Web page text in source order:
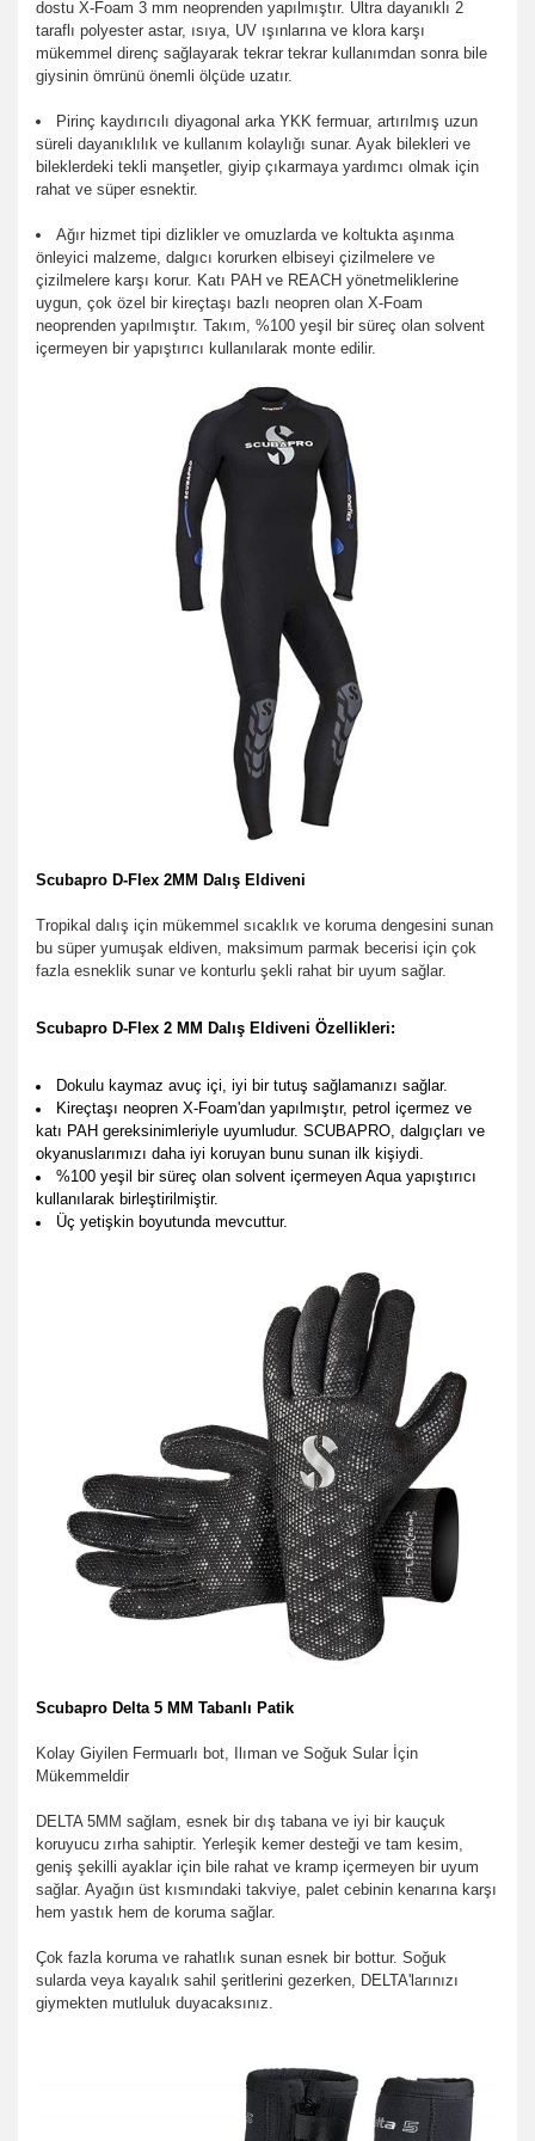
dostu X-Foam 3 mm neoprenden yapılmıştır. Ultra dayanıklı 2
taraflı polyester astar, ısıya, UV ışınlarına ve klora karşı
mükemmel direnç sağlayarak tekrar tekrar kullanımdan sonra bile
giysinin ömrünü önemli ölçüde uzatır.
Pirinç kaydırıcılı diyagonal arka YKK fermuar, artırılmış uzun
süreli dayanıklılık ve kullanım kolaylığı sunar. Ayak bilekleri ve
bileklerdeki tekli manşetler, giyip çıkarmaya yardımcı olmak için
rahat ve süper esnektir.
Ağır hizmet tipi dizlikler ve omuzlarda ve koltukta aşınma
önleyici malzeme, dalgıcı korurken elbiseyi çizilmelere ve
çizilmelere karşı korur. Katı PAH ve REACH yönetmeliklerine
uygun, çok özel bir kireçtaşı bazlı neopren olan X-Foam
neoprenden yapılmıştır. Takım, %100 yeşil bir süreç olan solvent
içermeyen bir yapıştırıcı kullanılarak monte edilir.
Scubapro D-Flex 2MM Dalış Eldiveni
Tropikal dalış için mükemmel sıcaklık ve koruma dengesini sunan
bu süper yumuşak eldiven, maksimum parmak becerisi için çok
fazla esneklik sunar ve konturlu şekli rahat bir uyum sağlar.
Scubapro D-Flex 2 MM Dalış Eldiveni Özellikleri:
Dokulu kaymaz avuç içi, iyi bir tutuş sağlamanızı sağlar.
Kireçtaşı neopren X-Foam'dan yapılmıştır, petrol içermez ve
katı PAH gereksinimleriyle uyumludur. SCUBAPRO, dalgıçları ve
okyanuslarımızı daha iyi koruyan bunu sunan ilk kişiydi.
%100 yeşil bir süreç olan solvent içermeyen Aqua yapıştırıcı
kullanılarak birleştirilmiştir.
Üç yetişkin boyutunda mevcuttur.
Scubapro Delta 5 MM Tabanlı Patik
Kolay Giyilen Fermuarlı bot, Ilıman ve Soğuk Sular İçin
Mükemmeldir
DELTA 5MM sağlam, esnek bir dış tabana ve iyi bir kauçuk
koruyucu zırha sahiptir. Yerleşik kemer desteği ve tam kesim,
geniş şekilli ayaklar için bile rahat ve kramp içermeyen bir uyum
sağlar. Ayağın üst kısmındaki takviye, palet cebinin kenarına karşı
hem yastık hem de koruma sağlar.
Çok fazla koruma ve rahatlık sunan esnek bir bottur. Soğuk
sularda veya kayalık sahil şeritlerini gezerken, DELTA'larınızı
giymekten mutluluk duyacaksınız.